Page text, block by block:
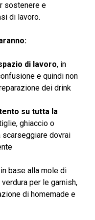
sostenere e
di lavoro.
di lavoro, in
e quindi non
dei drink
su tutta la
ghiaccio o
dovrai
base alla mole di
per le garnish,
di homemade e